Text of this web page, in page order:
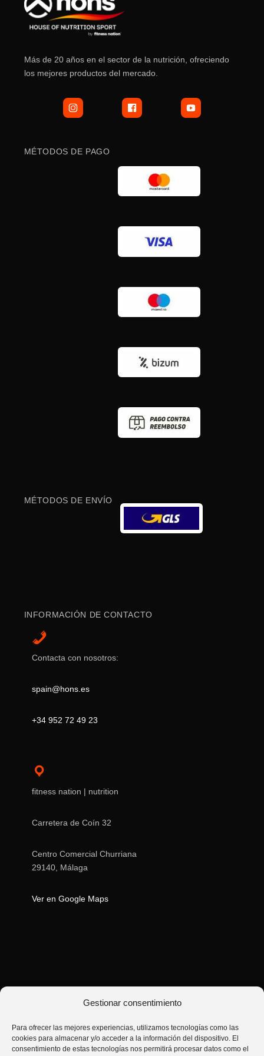
Gestionar consentimiento
Para ofrecer las mejores experiencias, utilizamos tecnologías como las
cookies para almacenar y/o acceder a la información del dispositivo. El
consentimiento de estas tecnologías nos permitirá procesar datos como el
elegir
página
producto
producto
Más de 20 años en el sector de la nutrición, ofreciendo
los mejores productos del mercado.
MÉTODOS DE PAGO
MÉTODOS DE ENVÍO
INFORMACIÓN DE CONTACTO
Contacta con nosotros:
spain@hons.es
+34 952 72 49 23
fitness nation | nutrition
Carretera de Coín 32
Centro Comercial Churriana
29140, Málaga
Ver en Google Maps